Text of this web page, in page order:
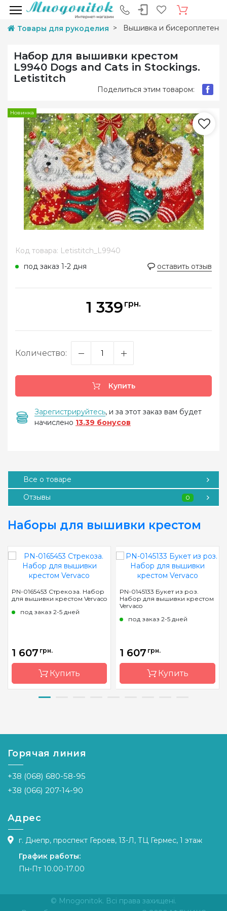
Товары для рукоделия Вышивка и
Набор для вышивки крестом
L9940 Dogs and Cats in Stockings.
Letistitch
Поделиться этим товаром:
Новинка
Код товара: Letistitch_L9940
под заказ 1-2 дня
оставить отзыв
1 339 грн.
Количество:
Купить
Зарегистрируйтесь, и за этот заказ вам будет
начислено 13.39 бонусов
Все о товаре
Отзывы
0
Наборы для вышивки крестом
PN-0165453 Стрекоза. Набор
для вышивки крестом Vervaco
под заказ 2-5 дней
1 607 грн.
Купить
Страна-
Бельгия
Размер
27x19 см
Канва
Aida № 18
Zweigart
Зашивка
частичная
PN-0145133 Букет из роз.
Набор для вышивки крестом
Vervaco
под заказ 2-5 дней
1 607 грн.
Купить
Страна-
Бельгия
Горячая линия
+38 (068) 680-58-95
+38 (066) 207-14-90
Адрес
г. Днепр, проспект Героев, 13-Л, ТЦ Гермес, 1 этаж
График работы:
Пн-Пт 10.00-17.00
© Mnogonitok. Всі права захищені.